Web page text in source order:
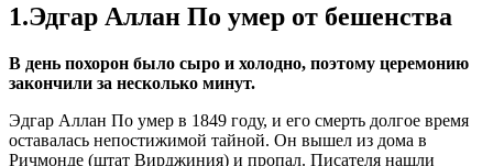
1.Эдгар Аллан По умер от бешенства
В день похорон было сыро и холодно, поэтому церемонию
закончили за несколько минут.
Эдгар Аллан По умер в 1849 году, и его смерть долгое время
оставалась непостижимой тайной. Он вышел из дома в
Ричмонде (штат Вирджиния) и пропал. Писателя нашли